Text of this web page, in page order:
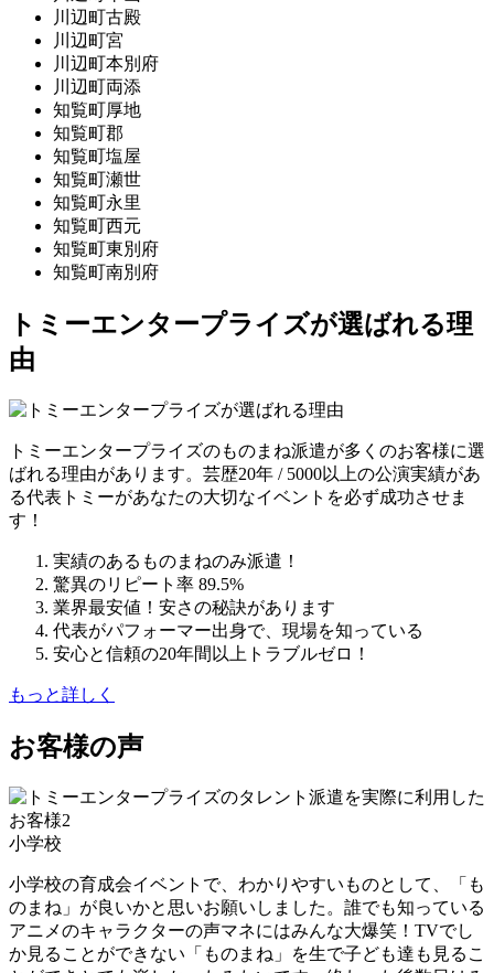
川辺町古殿
川辺町宮
川辺町本別府
川辺町両添
知覧町厚地
知覧町郡
知覧町塩屋
知覧町瀬世
知覧町永里
知覧町西元
知覧町東別府
知覧町南別府
トミーエンタープライズが選ばれる理
由
トミーエンタープライズのものまね派遣が多くのお客様に選
ばれる理由があります。芸歴20年 / 5000以上の公演実績があ
る代表トミーがあなたの大切なイベントを必ず成功させま
す！
実績のあるものまねのみ派遣！
驚異のリピート率 89.5%
業界最安値！安さの秘訣があります
代表がパフォーマー出身で、現場を知っている
安心と信頼の20年間以上トラブルゼロ！
もっと詳しく
お客様の声
小学校
小学校の育成会イベントで、わかりやすいものとして、「も
のまね」が良いかと思いお願いしました。誰でも知っている
アニメのキャラクターの声マネにはみんな大爆笑！TVでし
か見ることができない「ものまね」を生で子ども達も見るこ